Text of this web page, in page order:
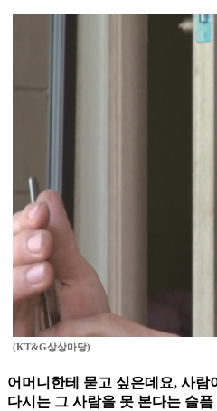
(KT&G상상마당)
어머니한테 묻고 싶은데요, 사람
다시는 그 사람을 못 본다는 슬